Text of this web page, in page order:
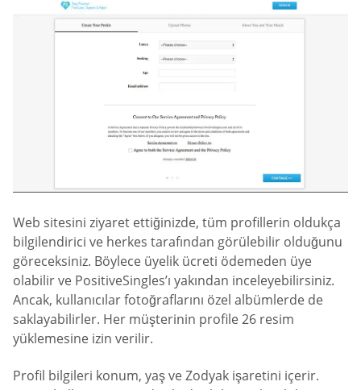
Web sitesini ziyaret ettiğinizde, tüm profillerin oldukça
bilgilendirici ve herkes tarafından görülebilir olduğunu
göreceksiniz. Böylece üyelik ücreti ödemeden üye
olabilir ve PositiveSingles’ı yakından inceleyebilirsiniz.
Ancak, kullanıcılar fotoğraflarını özel albümlerde de
saklayabilirler. Her müşterinin profile 26 resim
yüklemesine izin verilir.
Profil bilgileri konum, yaş ve Zodyak işaretini içerir.